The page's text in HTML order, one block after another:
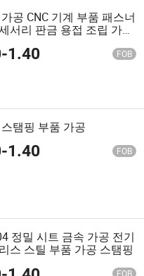
공 CNC 기계 부품 패스너
서리 판금 용접 조립 가공
속 부품
-1.40 FOB
탬핑 부품 가공
-1.40 FOB
정밀 시트 금속 가공 전기
스 스틸 부품 가공 스탬핑